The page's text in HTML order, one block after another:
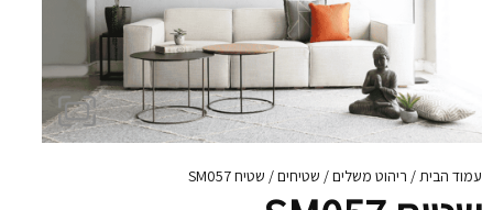
עמוד הבית/ריהוט משלים/שטיחים/ שטיח SM057‏